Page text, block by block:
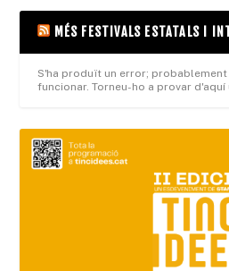
MÉS FESTIVALS ESTATALS I
S'ha produït un error; probablement
funcionar. Torneu-ho a provar d'aquí